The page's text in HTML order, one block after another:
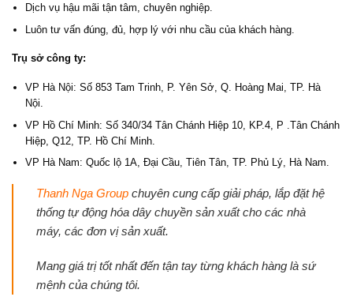
Dịch vụ hậu mãi tận tâm, chuyên nghiệp.
Luôn tư vấn đúng, đủ, hợp lý với nhu cầu của khách hàng.
Trụ sở công ty:
VP Hà Nội: Số 853 Tam Trinh, P. Yên Sở, Q. Hoàng Mai, TP. Hà
Nội.
VP Hồ Chí Minh: Số 340/34 Tân Chánh Hiệp 10, KP.4, P .Tân Chánh
Hiệp, Q12, TP. Hồ Chí Minh.
VP Hà Nam: Quốc lộ 1A, Đại Cầu, Tiên Tân, TP. Phủ Lý, Hà Nam.
Thanh Nga Group chuyên cung cấp giải pháp, lắp đặt hệ
thống tự động hóa dây chuyền sản xuất cho các nhà
máy, các đơn vị sản xuất.
Mang giá trị tốt nhất đến tận tay từng khách hàng là sứ
mệnh của chúng tôi.